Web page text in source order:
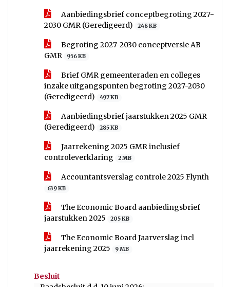
Aanbiedingsbrief conceptbegroting 2027-
2030 GMR (Geredigeerd)
248 KB
Begroting 2027-2030 conceptversie AB
GMR
956 KB
Brief GMR gemeenteraden en colleges
inzake uitgangspunten begroting 2027-2030
(Geredigeerd)
497 KB
Aanbiedingsbrief jaarstukken 2025 GMR
(Geredigeerd)
285 KB
Jaarrekening 2025 GMR inclusief
controleverklaring
2 MB
Accountantsverslag controle 2025 Flynth
639 KB
The Economic Board aanbiedingsbrief
jaarstukken 2025
205 KB
The Economic Board Jaarverslag incl
jaarrekening 2025
9 MB
Besluit